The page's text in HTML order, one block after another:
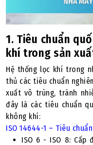
1. Tiêu chuẩn
khí trong sản
Hệ thống lọc khí trong
thủ các tiêu chuẩn
xuất vô trùng, tránh
đây là các tiêu chuẩn
không khí:
ISO 14644-1 – Tiêu
ISO 6 - ISO 8: Cấp